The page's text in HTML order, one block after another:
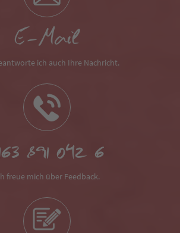
E-Mail
ich auch Ihre Nachricht.
891 042 6
freue mich über Feedback.